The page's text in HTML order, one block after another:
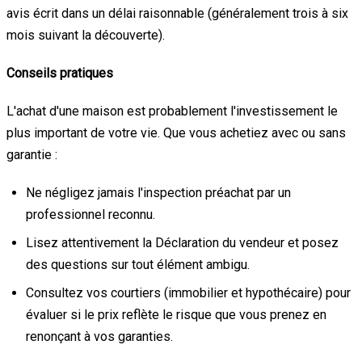
avis écrit dans un délai raisonnable (généralement trois à six
mois suivant la découverte).
Conseils pratiques
L'achat d'une maison est probablement l'investissement le
plus important de votre vie. Que vous achetiez avec ou sans
garantie :
Ne négligez jamais l'inspection préachat par un
professionnel reconnu.
Lisez attentivement la Déclaration du vendeur et posez
des questions sur tout élément ambigu.
Consultez vos courtiers (immobilier et hypothécaire) pour
évaluer si le prix reflète le risque que vous prenez en
renonçant à vos garanties.